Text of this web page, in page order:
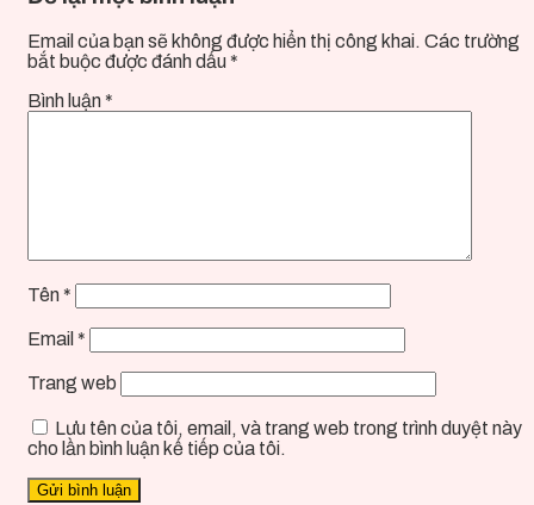
Email của bạn sẽ không được hiển thị công khai. Các trường
bắt buộc được đánh dấu *
Bình luận *
Tên *
Email *
Trang web
Lưu tên của tôi, email, và trang web trong trình duyệt này
cho lần bình luận kế tiếp của tôi.